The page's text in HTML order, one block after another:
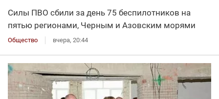
Силы ПВО сбили за день 75 беспилотников на
пятью регионами, Черным и Азовским морями
Общество вчера, 20:44